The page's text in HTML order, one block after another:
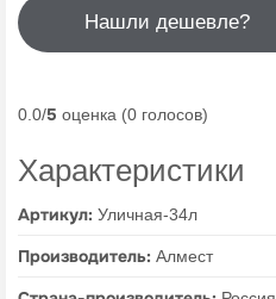
Нашли дешевле?
0.0/5 оценка (0 голосов)
Характеристики
Артикул: Уличная-34л
Производитель: Алмест